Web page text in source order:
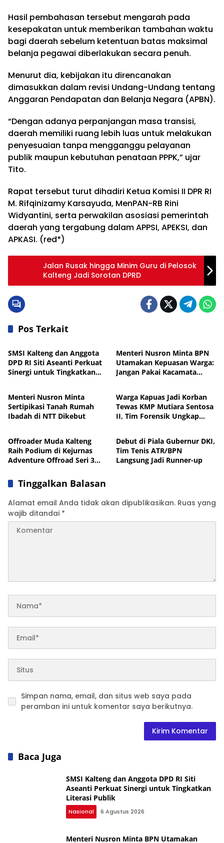
Hasil pembahasan tersebut mengarah pada
kesepakatan untuk memberikan tambahan waktu
bagi daerah sebelum ketentuan batas maksimal
belanja pegawai diberlakukan secara penuh.
Menurut dia, kebijakan itu direncanakan
dimasukkan dalam revisi Undang-Undang tentang
Anggaran Pendapatan dan Belanja Negara (APBN).
“Dengan adanya perpanjangan masa transisi,
daerah memiliki ruang lebih luas untuk melakukan
penyesuaian tanpa mengganggu pelayanan
publik maupun kebutuhan penataan PPPK,” ujar
Tito.
Rapat tersebut turut dihadiri Ketua Komisi II DPR RI
M. Rifqinizamy Karsayuda, MenPAN-RB Rini
Widyantini, serta perwakilan asosiasi pemerintah
daerah yang tergabung dalam APPSI, APEKSI, dan
APKASI. (red*)
Jalan Rusak hingga Minim Guru di Pelosok
Kalteng Jadi Sorotan DPRD
Pos Terkait
Nasional
SMSI Kalteng dan Anggota
DPD RI Siti Aseanti Perkuat
Sinergi untuk Tingkatkan
Menteri Nusron Minta BPN
Utamakan Kepuasan Warga:
Jangan Pakai Kacamata
Nasional
Menteri Nusron Minta
Sertipikasi Tanah Rumah
Ibadah di NTT Dikebut
Nasional
Warga Kapuas Jadi Korban
Tewas KMP Mutiara Sentosa
II, Tim Forensik Ungkap
Nasional
Offroader Muda Kalteng
Raih Podium di Kejurnas
Adventure Offroad Seri 3
Nasional
Debut di Piala Gubernur DKI,
Tim Tenis ATR/BPN
Langsung Jadi Runner-up
Tinggalkan Balasan
Alamat email Anda tidak akan dipublikasikan. Ruas yang
wajib ditandai *
Simpan nama, email, dan situs web saya pada
peramban ini untuk komentar saya berikutnya.
Baca Juga
SMSI Kalteng dan Anggota DPD RI Siti
Aseanti Perkuat Sinergi untuk Tingkatkan
Literasi Publik
Nasional 6 Agustus 2026
Menteri Nusron Minta BPN Utamakan